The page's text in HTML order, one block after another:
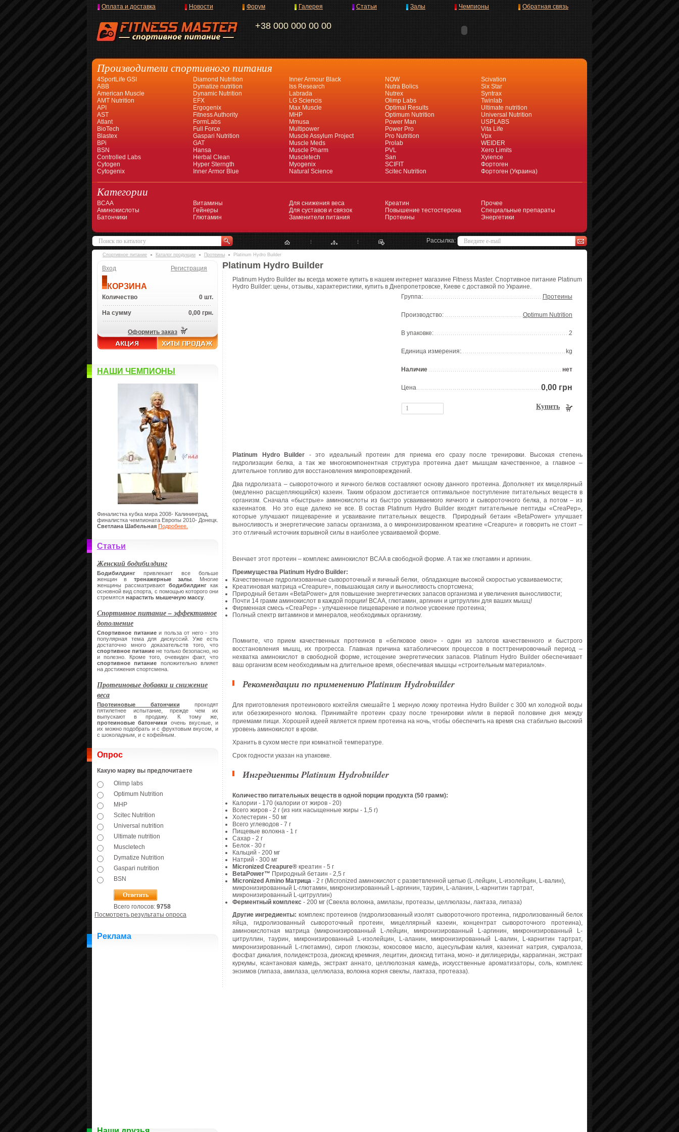
+38 000 000 00 00
Оплата и доставка Новости Форум Галерея Статьи Залы Чемпионы Обратная связь
Производители спортивного питания
4SportLife GSI
ABB
American Muscle
AMT Nutrition
API
AST
Atlant
BioTech
Blastex
BPi
BSN
Controlled Labs
Cytogen
Cytogenix
Diamond Nutrition
Dymatize nutrition
Dynamic Nutrition
EFX
Ergogenix
Fitness Authority
FormLabs
Full Force
Gaspari Nutrition
GAT
Hansa
Herbal Clean
Hyper Sterngth
Inner Armor Blue
Inner Armour Black
Iss Research
Labrada
LG Sciencis
Max Muscle
MHP
Mmusa
Multipower
Muscle Assylum Project
Muscle Meds
Muscle Pharm
Muscletech
Myogenix
Natural Science
NOW
Nutra Bolics
Nutrex
Olimp Labs
Optimal Results
Optimum Nutrition
Power Man
Power Pro
Pro Nutrition
Prolab
PVL
San
SCIFIT
Scitec Nutrition
Scivation
Six Star
Syntrax
Twinlab
Ultimate nutrition
Universal Nutrition
USPLABS
Vita Life
Vpx
WEIDER
Xero Limits
Xyience
Фортоген
Фортоген (Украина)
Категории
BCAA
Аминокислоты
Батончики
Витамины
Гейнеры
Глютамин
Для снижения веса
Для суставов и связок
Заменители питания
Креатин
Повышение тестостерона
Протеины
Прочее
Специальные препараты
Энергетики
Рассылка:
Спортивное питание Каталог продукции Протеины Platinum Hydro Builder
Вход Регистрация
КОРЗИНА
Количество 0 шт.
На сумму 0,00 грн.
Оформить заказ
НАШИ ЧЕМПИОНЫ
Финалистка кубка мира 2008- Калининград,
финалистка чемпионата Европы 2010- Донецк.
Светлана Шабельная Подробнее.
Статьи
Женский бодибилдинг
Бодибилдинг привлекает все больше
женщин в тренажерные залы. Многие
женщины рассматривают бодибилдинг как
основной вид спорта, с помощью которого они
стремятся нарастить мышечную массу
Спортивное питание – эффективное
дополнение
Спортивное питаниеи польза от него - это
популярная тема для дискуссий. Уже есть
достаточно много доказательств того, что
спортивное питание не только безопасно, но
и полезно. Кроме того, очевиден факт, что
спортивное питание положительно влияет
на достижения спортсмена.
Протеиновые добавки и снижение
веса
Протеиновые батончики проходят
пятилетнее испытание, прежде чем их
выпускают в продажу. К тому же,
протеиновые батончики
очень вкусные, и
их можно подобрать и с фруктовым вкусом, и
с шоколадным, и с кофейным.
Опрос
Какую марку вы предпочитаете
Olimp labs
Optimum Nutrition
MHP
Scitec Nutrition
Universal nutrition
Ultimate nutrition
Muscletech
Dymatize Nutrition
Gaspari nutrition
BSN
Всего голосов: 9758
Посмотреть результаты опроса
Реклама
Platinum Hydro Builder
Platinum Hydro Builder вы всегда можете купить в нашем интернет магазине Fitness Master. Спортивное питание Platinum
Hydro Builder: цены, отзывы, характеристики, купить в Днепропетровске, Киеве с доставкой по Украине.
Группа:
Протеины
Производство: Optimum Nutrition
В упаковке: 2
Единица измерения: kg
Наличие нет
Цена 0,00 грн
Купить
Platinum Hydro Builder - это идеальный протеин для приема его сразу после тренировки. Высокая степень
гидролизации белка, а так же многокомпонентная структура протеина дает мышцам качественное, а главное –
длительное топливо для восстановления микроповреждений.
Два гидролизата – сывороточного и яичного белков составляют основу данного протеина. Дополняет их мицелярный
(медленно расщепляющийся) казеин. Таким образом достигается оптимальное поступление питательных веществ в
организм. Сначала «быстрые» аминокислоты из быстро усваиваемого яичного и сывороточного белка, а потом – из
казеинатов. Но это еще далеко не все. В состав Platinum Hydro Builder входят питательные пептиды «CreaPep»,
которые улучшают пищеварение и усваивание питательных веществ. Природный бетаин «BetaPower» улучшает
выносливость и энергетические запасы организма, а о микронизированном креатине «Creapure» и говорить не стоит –
это отличный источник взрывной силы в наиболее усваиваемой форме.
Венчает этот протеин – комплекс аминокислот BCAA в свободной форме. А так же глютамин и аргинин.
Преимущества Platinum Hydro Builder:
Качественные гидролизованные сывороточный и яичный белки, обладающие высокой скоростью усваиваемости;
Креатиновая матрица «Creapure», повышающая силу и выносливость спортсмена;
Природный бетаин «BetaPower» для повышение энергетических запасов организма и увеличения выносливости;
Почти 14 грамм аминокислот в каждой порции! ВСАА, глютамин, аргинин и цитруллин для ваших мышц!
Фирменная смесь «CreaPep» - улучшенное пищеварение и полное усвоение протеина;
Полный спектр витаминов и минералов, необходимых организму.
Помните, что прием качественных протеинов в «белковое окно» - один из залогов качественного и быстрого
восстановления мышц, их прогресса. Главная причина катаболических процессов в посттренировочный период –
нехватка аминокислот в свободной форме, истощение энергетических запасов. Platinum Hydro Builder обеспечивает
ваш организм всем необходимым на длительное время, обеспечивая мышцы «строительным материалом».
Рекомендации по применению Platinum Hydrobuilder
Для приготовления протеинового коктейля смешайте 1 мерную ложку протеина Hydro Builder с 300 мл холодной воды
или обезжиренного молока. Принимайте протеин сразу после тренировки и/или в первой половине дня между
приемами пищи. Хорошей идеей является прием протеина на ночь, чтобы обеспечить на время сна стабильно высокий
уровень аминокислот в крови.
Хранить в сухом месте при комнатной температуре.
Срок годности указан на упаковке.
Ингредиенты Platinum Hydrobuilder
Количество питательных веществ в одной порции продукта (50 грамм):
Калории - 170 (калории от жиров - 20)
Всего жиров - 2 г (из них насыщенные жиры - 1,5 г)
Холестерин - 50 мг
Всего углеводов - 7 г
Пищевые волокна - 1 г
Сахар - 2 г
Белок - 30 г
Кальций - 200 мг
Натрий - 300 мг
Micronized Creapure® креатин - 5 г
BetaPower™ Природный бетаин - 2,5 г
Micronized Amino Матрица - 2 г (Micronized аминокислот с разветвленной цепью (L-лейцин, L-изолейцин, L-валин),
микронизированный L-глютамин, микронизированный L-аргинин, таурин, L-аланин, L-карнитин тартрат,
микронизированный L-цитруллин)
Ферментный комплекс - 200 мг (Свекла волокна, амилазы, протеазы, целлюлазы, лактаза, липаза)
Другие ингредиенты: комплекс протеинов (гидролизованный изолят сывороточного протеина, гидролизованный белок
яйца, гидролизованный сывороточный протеин, мицеллярный казеин, концентрат сывороточного протеина),
аминокислотная матрица (микронизированный L-лейцин, микронизированный L-аргинин, микронизированный L-
цитруллин, таурин, микронизированный L-изолейцин, L-аланин, микронизированный L-валин, L-карнитин тартрат,
микронизированный L-глютамин), сироп глюкозы, кокосовое масло, ацесульфам калия, казеинат натрия, сукралоза,
фосфат дикалия, полидекстроза, диоксид кремния, лецитин, диоксид титана, моно- и диглицериды, каррагинан, экстракт
куркумы, ксантановая камедь, экстракт аннато, целлюлозная камедь, искусственные ароматизаторы, соль, комплекс
энзимов (липаза, амилаза, целлюлаза, волокна корня свеклы, лактаза, протеаза).